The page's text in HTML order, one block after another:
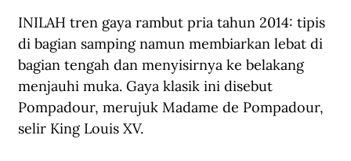
INILAH tren gaya rambut pria tahun 2014: tipis
di bagian samping namun membiarkan lebat di
bagian tengah dan menyisirnya ke belakang
menjauhi muka. Gaya klasik ini disebut
Pompadour, merujuk Madame de Pompadour,
selir King Louis XV.